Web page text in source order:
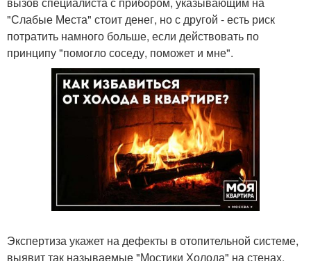
"Слабые Места" стоит денег, но с другой - есть риск
потратить намного больше, если действовать по
принципу "помогло соседу, поможет и мне".
Экспертиза укажет на дефекты в отопительной системе,
выявит так называемые "Мостики Холода" на стенах,